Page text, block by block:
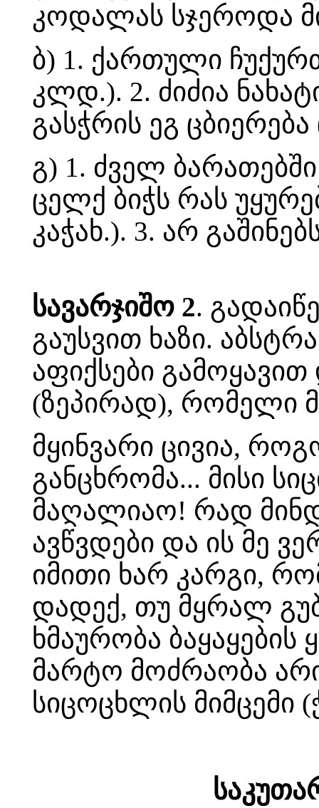
კოდალას სჯეროდა
ბ) 1. ქართული
კლდ.). 2. ძიძია
გასჭრის ეგ
გ) 1. ძველ
ცელქ ბიჭს რას
კაჭახ.). 3. არ
სავარჯიშო 2.
გაუსვით ხაზი.
აფიქსები
(ზეპირად), რომელი
მყინვარი ცივია,
განცხრომა... მისი
მაღალიაო! რად
ავწვდები და ის მე
იმითი ხარ კარგი,
დადექ, თუ მყრალ
ხმაურობა
მარტო მოძრაობა
სიცოცხლის მიმცემი